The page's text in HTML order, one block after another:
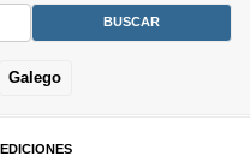
Galego
EDICIONES